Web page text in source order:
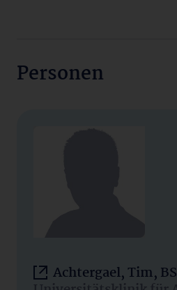
Personen
Achtergael, Tim,